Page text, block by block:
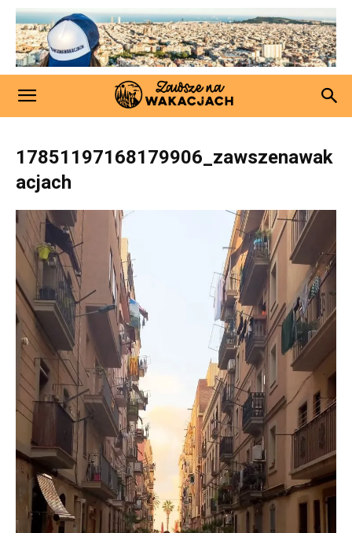
17851197168179906_zawszenawak
acjach